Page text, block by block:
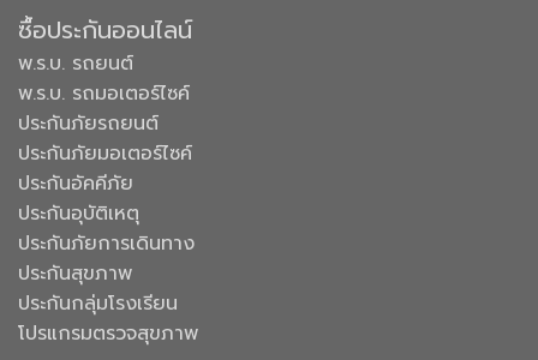
ซื้อประกันออนไลน์
พ.ร.บ. รถยนต์
พ.ร.บ. รถมอเตอร์ไซค์
ประกันภัยรถยนต์
ประกันภัยมอเตอร์ไซค์
ประกันอัคคีภัย
ประกันอุบัติเหตุ
ประกันภัยการเดินทาง
ประกันสุขภาพ
ประกันกลุ่มโรงเรียน
โปรแกรมตรวจสุขภาพ